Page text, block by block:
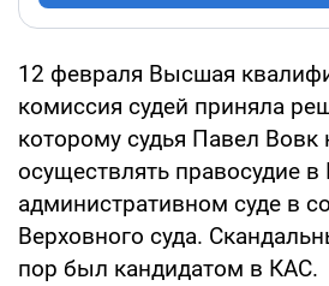
12 февраля Высшая
комиссия судей приняла
которому судья Павел
осуществлять правосудие
административном суде в
Верховного суда.
пор был кандидатом в КАС.